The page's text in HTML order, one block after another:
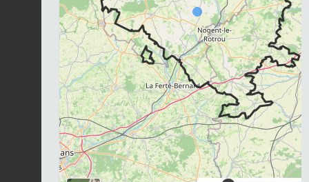
Chargement...